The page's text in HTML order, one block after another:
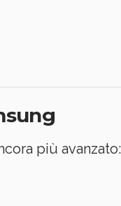
più avanzato: